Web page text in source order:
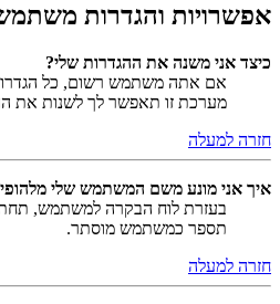
אפשרויות והגדרות
כיצד אני משנה את ההגדרות שלי?
אם אתה משתמש רשום, כל
מערכת זו תאפשר לך לשנות את
חזרה למעלה
איך אני מונע משם המשתמש שלי
בעזרת לוח הבקרה למשתמש,
תספר כמשתמש מוסתר.
חזרה למעלה